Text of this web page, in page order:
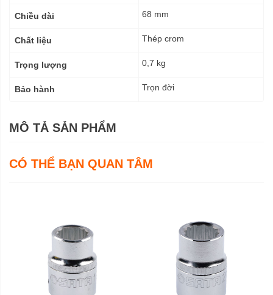
Chiều dài 68 mm
Chất liệu Thép crom
Trọng lượng 0,7 kg
Bảo hành Trọn đời
MÔ TẢ SẢN PHẨM
CÓ THỂ BẠN QUAN TÂM